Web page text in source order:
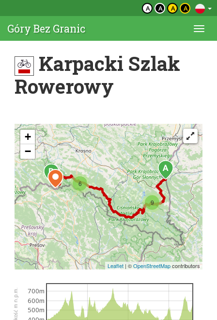
A A A A
Góry Bez Granic
Karpacki Szlak
Rowerowy
6
9
+
−
Leaflet | ©OpenStreetMapcontributors
wysokość m n.p.m. 500m
600m
700m